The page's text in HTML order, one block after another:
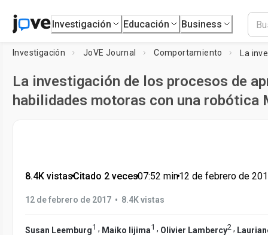
Investigación Educación Business
Investigación JoVE Journal Comportamiento
La investigación de los procesos de
habilidades motoras con una robótica
8.4K vistas•Citado 2 veces•07:52 min•12 de febrero de
12 de febrero de 2017 • 8.4K vistas
Susan Leemburg1 , Maiko Iijima1 , Olivier Lambercy2 ,